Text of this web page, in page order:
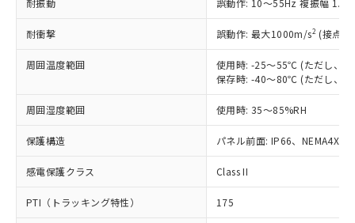
耐振動 誤動作: 10～55Hz 複振幅
耐衝撃 誤動作: 最大1000m/s2 (接点
周囲温度範囲
使用時: -25～55℃ (ただし、氷
保存時: -40～80℃ (ただし、氷
周囲湿度範囲 使用時: 35～85%RH
保護構造 パネル前面: IP66、NEMA4X,
感電保護クラス Class II
PTI（トラッキング特性） 175
正式な納期状況および標準価格はお客
様のお取引先、またはお客様担当のオ
ムロン制御機器販売店・当社販売員に
オムロン制御機器販売店や当社販売拠
販売ネットワーク
」をご確認
在庫状況および標準価格結果を当社の
事前の承諾なく第三者に漏洩または開
示しないようお願いします。
マイパーツ機能（部品リスト作成サー
ビス）をご利用いただくには、I-Web
メンバーズにご登録されている必要が
但し、RoHS指令で産業用監視および制御機器に対する
適用除外項目は除く。
フタル酸エステル類の４物質については閾値を超える意
図的な使用がないことを確認しています。
部品在庫の切り替え状況などにより、予定
月が前後することがあります。
DBP(フタル酸ジブチル) : 1000ppm、 DIBP(フタル酸ジ
イソブチル) : 1000ppm、 BBP(フタル酸ブチルベンジ
DEHP(フタル酸ビス(2-エチルヘキシル)) : 1000ppm
準値以下であることを示します。
「10」：通常の使用状況下において有害物
質が外部に漏えいし、環境に深刻な影響を
及ぼさない年数を意味します。
「－」：未確認です。当社販売部門へお問
全に破砕するなど、違法に輸出されな
いよう必要な手段を講じます。
当社は貴社製品を、核兵器、ミサイ
ル、化学兵器、生物兵器またはその他
武器並びにこれらの製造装置等に一切
当社は、貴社製品を第三者に販売する
場合は、上記1、2および3の内容を当
該第三者に通知します。また当社は、
販売先および販売に係わる関係者が違
法に輸出するおそれがある場合は、取
り引きをいたしません。
一定数には満たないが在庫あり
－
在庫なし(最新の在庫状況につ
いては、お客様のお取引先、ま
たはお客様担当のオムロン制御
機器販売店・当社販売員にご確
空
受注生産機種、また在庫状況の
情報を公開していない機種